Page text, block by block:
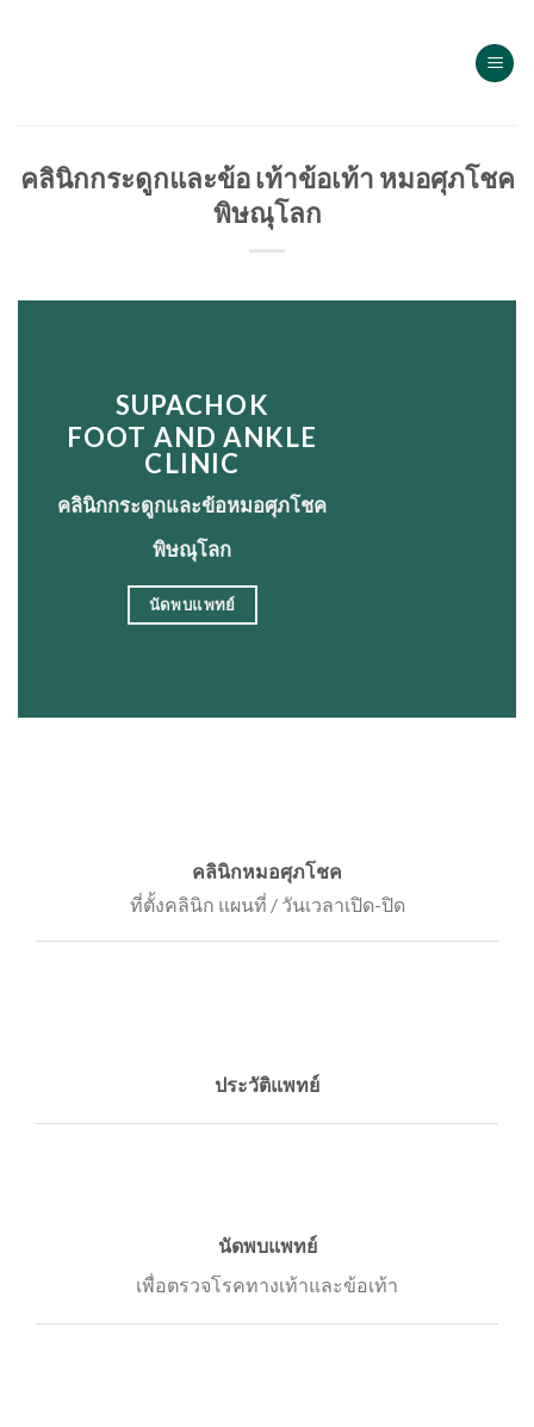
คลินิกกระดูกและข้อ เท้าข้อเท้า หมอศุภโชค
พิษณุโลก
SUPACHOK
FOOT AND ANKLE
CLINIC
คลินิกกระดูกและข้อหมอศุภโชค
พิษณุโลก
นัดพบแพทย์
คลินิกหมอศุภโชค
ที่ตั้งคลินิก แผนที่ / วันเวลาเปิด-ปิด
ประวัติแพทย์
นัดพบแพทย์
เพื่อตรวจโรคทางเท้าและข้อเท้า